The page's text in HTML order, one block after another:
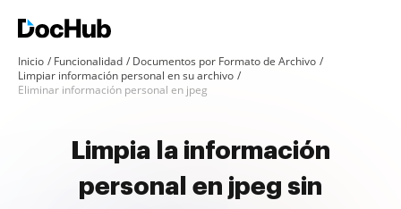
Inicio Funcionalidad
Documentos por Formato de Archivo
Limpiar información personal en su archivo
Eliminar información personal en jpeg
Limpia la información
personal en jpeg sin